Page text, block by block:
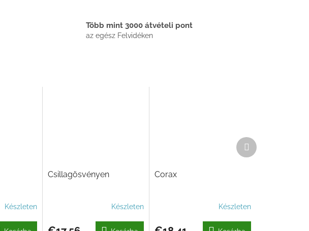
Több mint 3000 átvételi pont
az egész Felvidéken
Készleten
Csillagösvényen
Készleten
Corax
Készleten
Következő
termék